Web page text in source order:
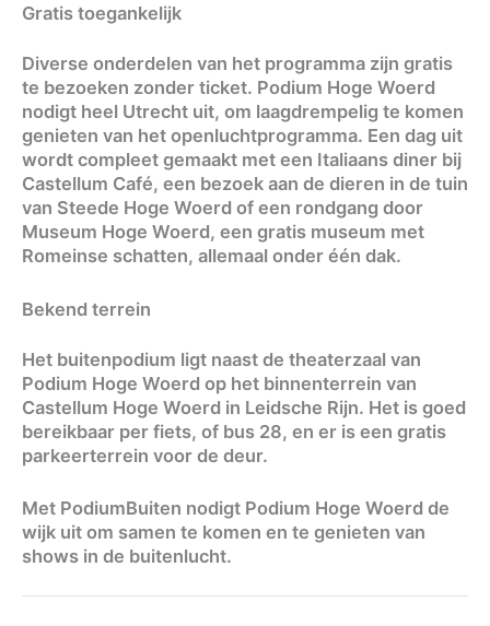
Gratis toegankelijk
Diverse onderdelen van het programma zijn gratis
te bezoeken zonder ticket. Podium Hoge Woerd
nodigt heel Utrecht uit, om laagdrempelig te komen
genieten van het openluchtprogramma. Een dag uit
wordt compleet gemaakt met een Italiaans diner bij
Castellum Café, een bezoek aan de dieren in de tuin
van Steede Hoge Woerd of een rondgang door
Museum Hoge Woerd, een gratis museum met
Romeinse schatten, allemaal onder één dak.
Bekend terrein
Het buitenpodium ligt naast de theaterzaal van
Podium Hoge Woerd op het binnenterrein van
Castellum Hoge Woerd in Leidsche Rijn. Het is goed
bereikbaar per fiets, of bus 28, en er is een gratis
parkeerterrein voor de deur.
Met PodiumBuiten nodigt Podium Hoge Woerd de
wijk uit om samen te komen en te genieten van
shows in de buitenlucht.